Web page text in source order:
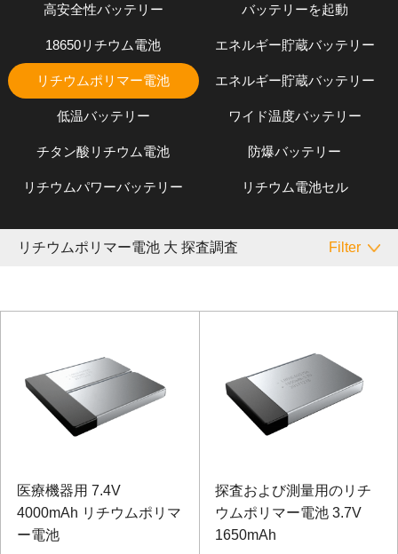
高安全性バッテリー バッテリーを起動
18650リチウム電池 エネルギー貯蔵バッテリー
リチウムポリマー電池 エネルギー貯蔵バッテリー
低温バッテリー ワイド温度バッテリー
チタン酸リチウム電池 防爆バッテリー
リチウムパワーバッテリー リチウム電池セル
リチウムポリマー電池 大 探査調査 Filter
医療機器用 7.4V
4000mAh リチウムポリマ
ー電池
探査および測量用のリチ
ウムポリマー電池 3.7V
1650mAh